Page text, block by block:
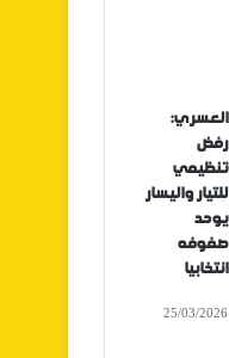
العسري:
رفض
تنظيمي
للتيار واليسار
يوحد
صفوفه
انتخابيا
25/03/2026